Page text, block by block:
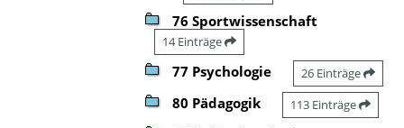
76 Sportwissenschaft
14 Einträge
77 Psychologie 26 Einträge
80 Pädagogik 113 Einträge